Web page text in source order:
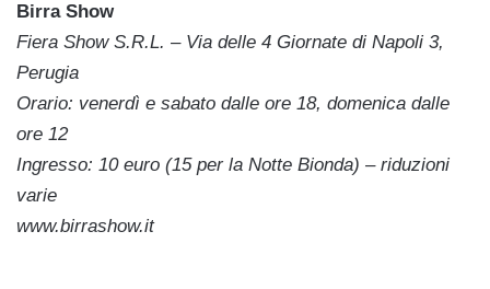
Birra Show
Fiera Show S.R.L. – Via delle 4 Giornate di Napoli 3,
Perugia
Orario: venerdì e sabato dalle ore 18, domenica dalle
ore 12
Ingresso: 10 euro (15 per la Notte Bionda) – riduzioni
varie
www.birrashow.it